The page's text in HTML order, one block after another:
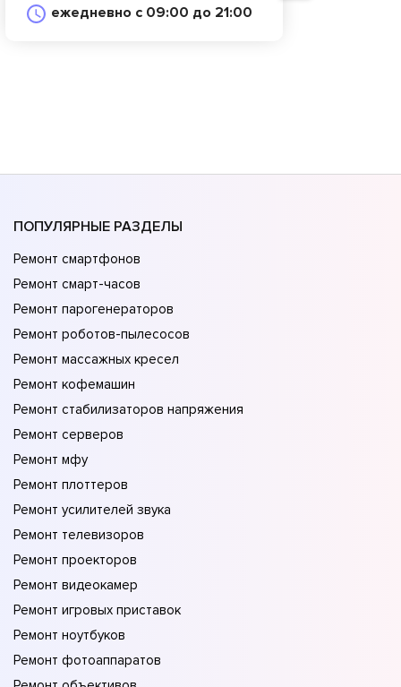
ежедневно с 09:00 до 21:00
ПОПУЛЯРНЫЕ РАЗДЕЛЫ
Ремонт смартфонов
Ремонт смарт-часов
Ремонт парогенераторов
Ремонт роботов-пылесосов
Ремонт массажных кресел
Ремонт кофемашин
Ремонт стабилизаторов напряжения
Ремонт серверов
Ремонт мфу
Ремонт плоттеров
Ремонт усилителей звука
Ремонт телевизоров
Ремонт проекторов
Ремонт видеокамер
Ремонт игровых приставок
Ремонт ноутбуков
Ремонт фотоаппаратов